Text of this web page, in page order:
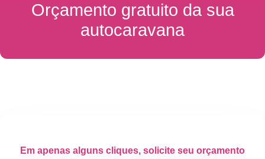
Orçamento gratuito da sua
autocaravana
Em apenas alguns cliques, solicite seu orçamento